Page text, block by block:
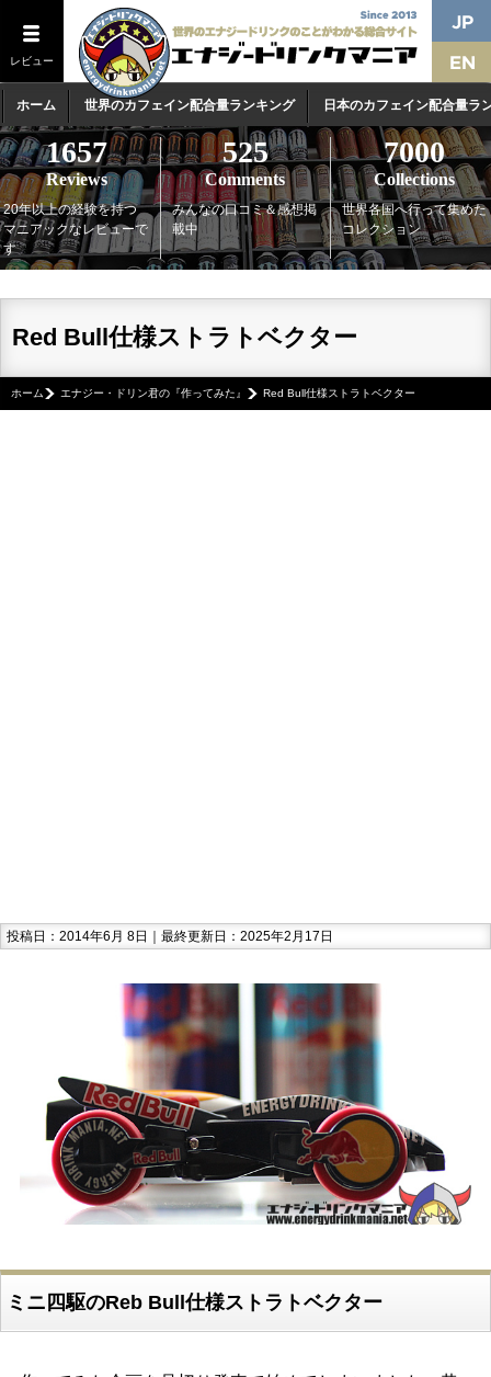
レビュー
ホーム 世界のカフェイン配合量ランキング 日本のカフェイン配合量ラ
1657
Reviews
20年以上の経験を持つ
マニアックなレビューで
す
525
Comments
みんなの口コミ＆感想掲
載中
7000
Collections
世界各国へ行って集めた
コレクション
Red Bull仕様ストラトベクター
ホーム エナジー・ドリン君の『作ってみた』 Red Bull仕様ストラトベクター
投稿日：2014年6月 8日｜最終更新日：2025年2月17日
ミニ四駆のReb Bull仕様ストラトベクター